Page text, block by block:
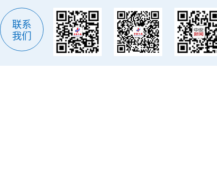
联系
我们